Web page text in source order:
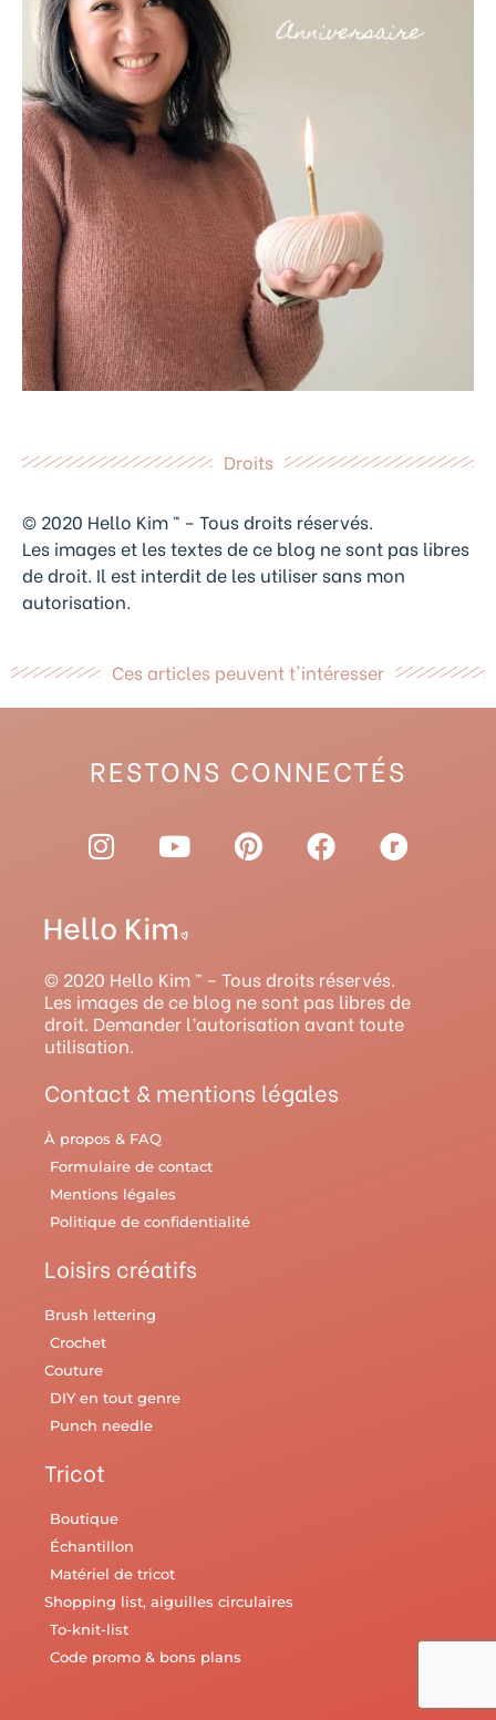
Droits
© 2020 Hello Kim ™ – Tous droits réservés.
Les images et les textes de ce blog ne sont pas libres
de droit. Il est interdit de les utiliser sans mon
autorisation.
Ces articles peuvent t'intéresser
RESTONS CONNECTÉS
I
n
t
a
g
r
a
m
Y
o
t
u
b
e
P
i
r
e
s
F
a
o
o
k
R
a
y
© 2020 Hello Kim ™ – Tous droits réservés.
Les images de ce blog ne sont pas libres de
droit. Demander l’autorisation avant toute
utilisation.
Contact & mentions légales
À propos & FAQ
Formulaire de contact
Mentions légales
Politique de confidentialité
Loisirs créatifs
Brush lettering
Crochet
Couture
DIY en tout genre
Punch needle
Tricot
Boutique
Échantillon
Matériel de tricot
Shopping list, aiguilles circulaires
To-knit-list
Code promo & bons plans